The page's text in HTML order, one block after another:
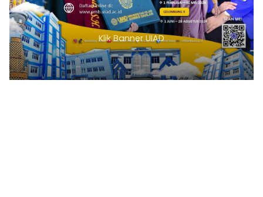
Klik Banner UIAD